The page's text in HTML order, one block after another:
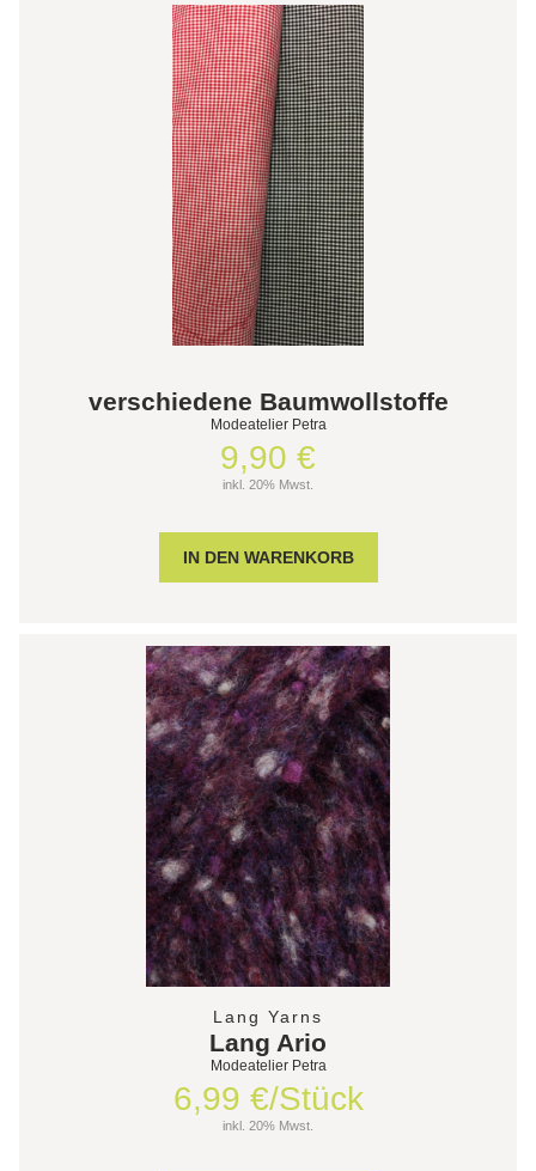
verschiedene Baumwollstoffe
Modeatelier Petra
9,90 €
inkl. 20% Mwst.
Lang Yarns
Lang Ario
Modeatelier Petra
6,99 €/Stück
inkl. 20% Mwst.